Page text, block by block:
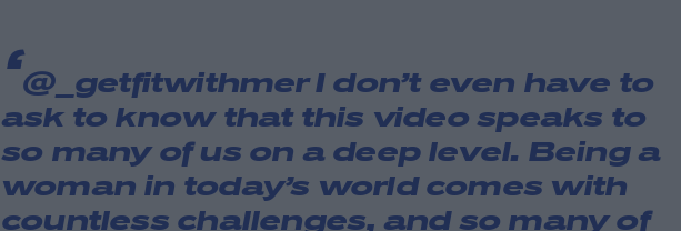
@_getfitwithmerI don’t even have to
ask to know that this video speaks to
so many of us on a deep level. Being a
woman in today’s world comes with
countless challenges, and so many of